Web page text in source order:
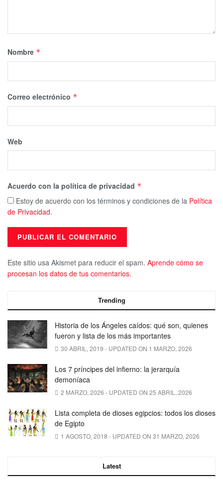
Nombre *
Correo electrónico *
Web
Acuerdo con la política de privacidad *
Estoy de acuerdo con los términos y condiciones de la Política
de Privacidad.
Este sitio usa Akismet para reducir el spam. Aprende cómo se
procesan los datos de tus comentarios.
Trending
Historia de los Ángeles caídos: qué son, quienes
fueron y lista de los más importantes
30 ABRIL, 2019 - UPDATED ON 1 MARZO, 2026
Los 7 príncipes del infierno: la jerarquía
demoníaca
2 MARZO, 2026 - UPDATED ON 25 ABRIL, 2026
Lista completa de dioses egipcios: todos los dioses
de Egipto
1 AGOSTO, 2018 - UPDATED ON 31 MARZO, 2026
Latest